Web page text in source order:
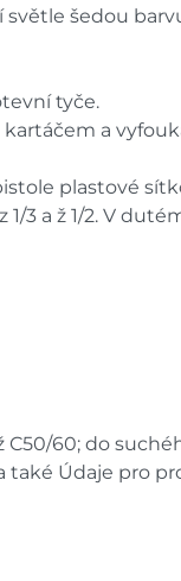
šedou
tyče.
a
plastové
3 a ž 1/2. V
C50/60; do
Údaje pro